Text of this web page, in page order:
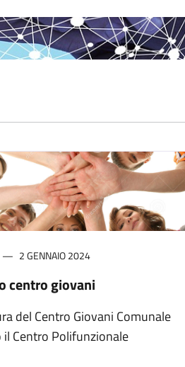
2 GENNAIO 2024
centro giovani
del Centro Giovani Comunale
il Centro Polifunzionale